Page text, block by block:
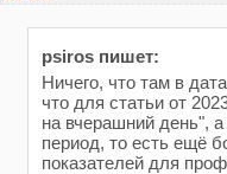
psiros пишет:
Ничего, что там в
что для статьи от
на вчерашний день",
период, то есть ещё
показателей для